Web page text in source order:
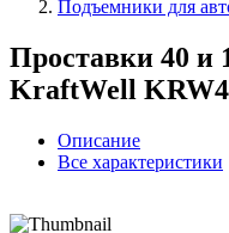
Подъемники для
Проставки 40 и
KraftWell
Описание
Все характеристики